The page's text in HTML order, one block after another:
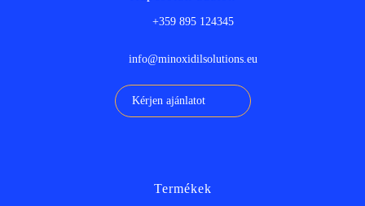
+359 895 124345
info@minoxidilsolutions.eu
Kérjen ajánlatot
Termékek